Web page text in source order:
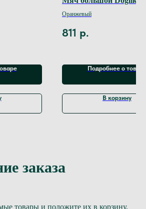
Оранжевый
811 р.
Подробнее о
В корзину
заказа
товары и положите их в корзину,